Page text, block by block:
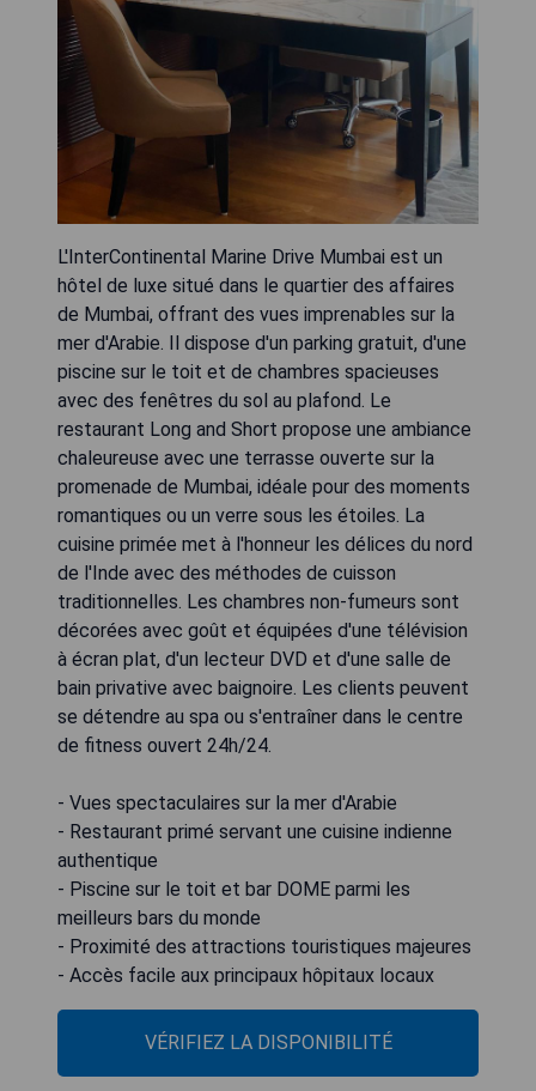
L'InterContinental Marine Drive Mumbai est un
hôtel de luxe situé dans le quartier des affaires
de Mumbai, offrant des vues imprenables sur la
mer d'Arabie. Il dispose d'un parking gratuit, d'une
piscine sur le toit et de chambres spacieuses
avec des fenêtres du sol au plafond. Le
restaurant Long and Short propose une ambiance
chaleureuse avec une terrasse ouverte sur la
promenade de Mumbai, idéale pour des moments
romantiques ou un verre sous les étoiles. La
cuisine primée met à l'honneur les délices du nord
de l'Inde avec des méthodes de cuisson
traditionnelles. Les chambres non-fumeurs sont
décorées avec goût et équipées d'une télévision
à écran plat, d'un lecteur DVD et d'une salle de
bain privative avec baignoire. Les clients peuvent
se détendre au spa ou s'entraîner dans le centre
de fitness ouvert 24h/24.
- Vues spectaculaires sur la mer d'Arabie
- Restaurant primé servant une cuisine indienne
authentique
- Piscine sur le toit et bar DOME parmi les
meilleurs bars du monde
- Proximité des attractions touristiques majeures
- Accès facile aux principaux hôpitaux locaux
VÉRIFIEZ LA DISPONIBILITÉ